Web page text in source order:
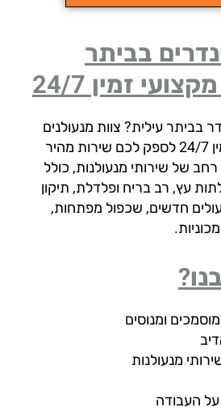
בביתר
זמין 24/7
עילית? צוות מנעולנים
מוסמכים ומקצועיים זמין 24/7 לספק לכם שירות מהיר
של שירותי מנעולנות, כולל
רב בריח ופלדלת, תיקון
חדשים, שכפול מפתחות,
ומנוסים
מנעולנות